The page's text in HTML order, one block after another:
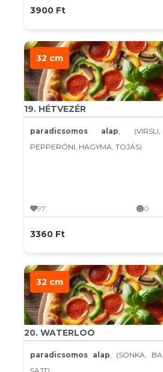
3900 Ft
32 cm
19. HÉTVEZÉR
paradicsomos alap,
PEPPERÓNI, HAGYMA, TOJÁS)
97 0
3360 Ft
32 cm
20. WATERLOO
paradicsomos alap, (SONKA,